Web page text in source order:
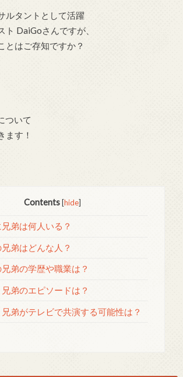
ルタントとして活躍
ト DaiGoさんですが、
とはご存知ですか？
ついて
ます！
Contents [hide]
弟は何人いる？
弟はどんな人？
弟の学歴や職業は？
弟のエピソードは？
弟がテレビで共演する可能性は？